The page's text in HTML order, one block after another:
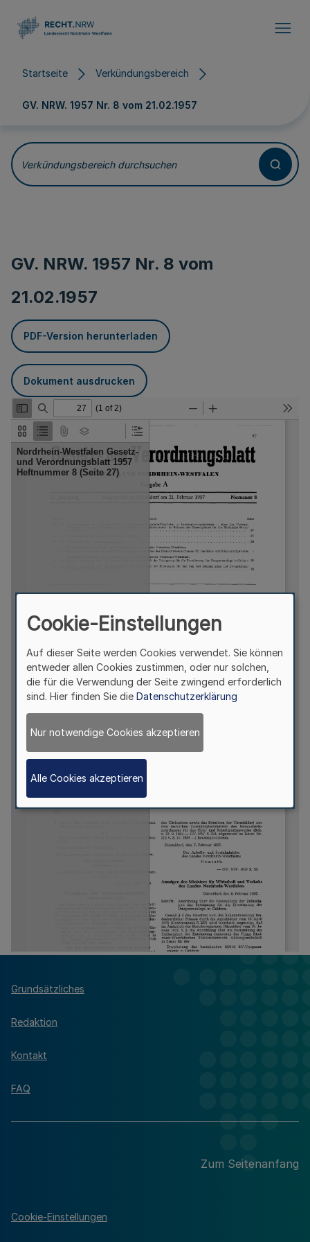
Startseite Verkündungsbereich
GV. NRW. 1957 Nr. 8 vom 21.02.1957
Verkündungsbereich durchsuchen
GV. NRW. 1957 Nr. 8 vom
21.02.1957
PDF-Version herunterladen
Dokument ausdrucken
Grundsätzliches
Redaktion
Kontakt
FAQ
Zum Seitenanfang
Cookie-Einstellungen
Cookie-Einstellungen
Auf dieser Seite werden Cookies verwendet. Sie können
entweder allen Cookies zustimmen, oder nur solchen,
die für die Verwendung der Seite zwingend erforderlich
sind. Hier finden Sie die Datenschutzerklärung
Nur notwendige Cookies akzeptieren
Alle Cookies akzeptieren